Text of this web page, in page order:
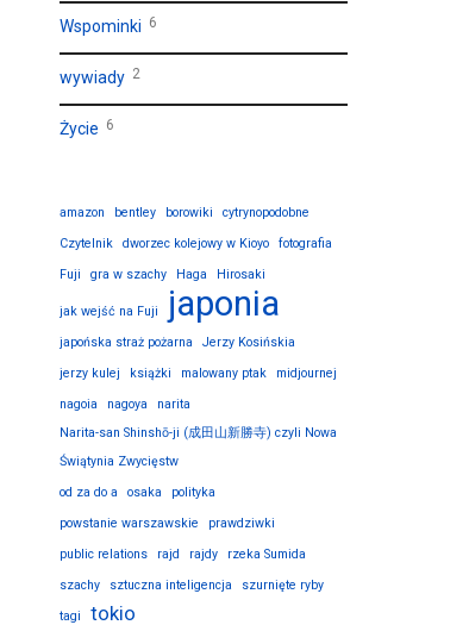
Wspominki 6
wywiady 2
Życie 6
amazon bentley borowiki
cytrynopodobne
Czytelnik
dworzec kolejowy w Kioyo
fotografia
Fuji
gra w szachy Haga Hirosaki
jak wejść na Fuji japonia
japońska straż pożarna
Jerzy Kosińskia
jerzy kulej
książki malowany ptak
midjournej
nagoia
nagoya
narita
Narita-san Shinshō-ji (成田山新勝寺) czyli Nowa
Świątynia Zwycięstw
od za do a
osaka
polityka
powstanie warszawskie
prawdziwki
public relations
rajd rajdy
rzeka Sumida
szachy
sztuczna inteligencja
szurnięte ryby
tagi
tokio